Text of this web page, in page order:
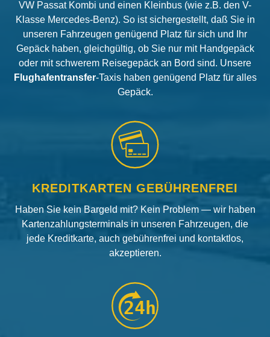
VW Passat Kombi und einen Kleinbus (wie z.B. den V-
Klasse Mercedes-Benz). So ist sichergestellt, daß Sie in
unseren Fahrzeugen genügend Platz für sich und Ihr
Gepäck haben, gleichgültig, ob Sie nur mit Handgepäck
oder mit schwerem Reisegepäck an Bord sind. Unsere
Flughafentransfer-Taxis haben genügend Platz für alles
Gepäck.
KREDITKARTEN GEBÜHRENFREI
Haben Sie kein Bargeld mit? Kein Problem — wir haben
Kartenzahlungsterminals in unseren Fahrzeugen, die
jede Kreditkarte, auch gebührenfrei und kontaktlos,
akzeptieren.
24h